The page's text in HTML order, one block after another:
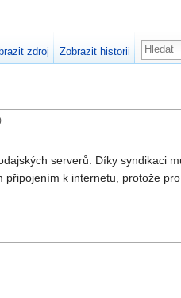
serverů. Díky syndikaci
k internetu, protože
zdroj Zobrazit historii